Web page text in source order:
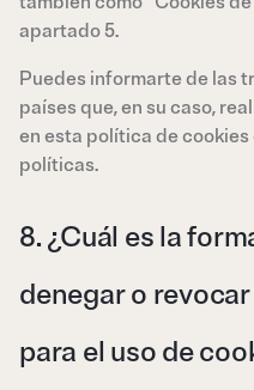
apartado 5.
Puedes informarte de las
países que, en su caso,
en esta política de
políticas.
8. ¿Cuál es la
denegar o
para el uso de